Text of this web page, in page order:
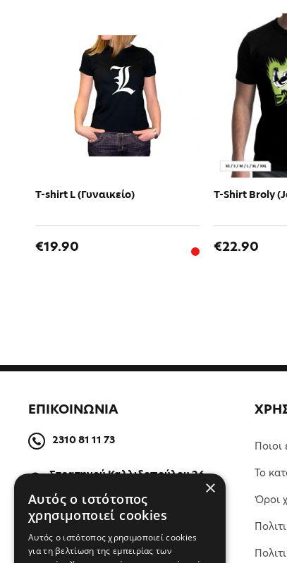
T-shirt L (Γυναικείο)
€19.90
T-Shirt Broly
€22.90
ΕΠΙΚΟΙΝΩΝΙΑ
2310 81 11 73
Στρατηγού Καλλιδοπούλου 26,
Ποιοι
Το
Όροι
×
Αυτός ο ιστότοπος
χρησιμοποιεί cookies
Αυτός ο ιστότοπος χρησιμοποιεί cookies
για τη βελτίωση της εμπειρίας των